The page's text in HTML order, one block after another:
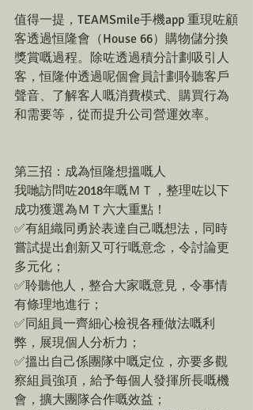
值得一提，TEAMSmile手機app 重現咗顧
客透過恒隆會（House 66）購物儲分換
獎賞嘅過程。除咗透過積分計劃吸引人
客，恒隆仲透過呢個會員計劃聆聽客戶
聲音、了解客人嘅消費模式、購買行為
和需要等，從而提升公司營運效率。
第三招：成為恒隆想搵嘅人
我哋訪問咗2018年嘅ＭＴ，整理咗以下
成功獲選為ＭＴ六大重點！
✅有組織同勇於表達自己嘅想法，同時
嘗試提出創新又可行嘅意念，令討論更
多元化；
✅聆聽他人，整合大家嘅意見，令事情
有條理地進行；
✅同組員一齊細心檢視各種做法嘅利
弊，展現個人分析力；
✅搵出自己係團隊中嘅定位，亦要多觀
察組員強項，給予每個人發揮所長嘅機
會，擴大團隊合作嘅效益；